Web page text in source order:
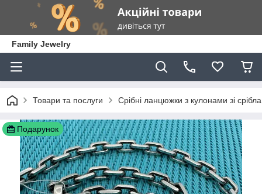
Family Jewelry
Товари та послуги Срібні ланцюжки з кулонами зі срібла
Подарунок